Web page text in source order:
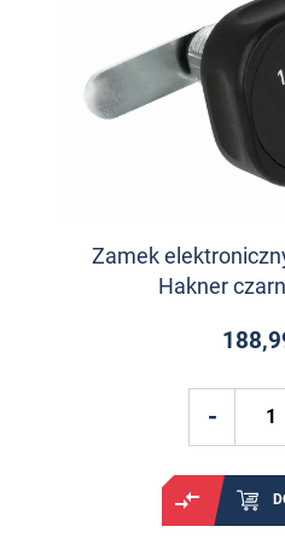
Zamek
Hakner